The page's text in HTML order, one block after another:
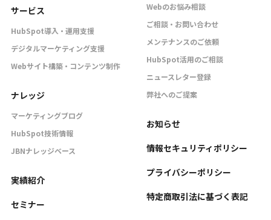
サービス
HubSpot導入・運用支援
デジタルマーケティング支援
Webサイト構築・コンテンツ制作
ナレッジ
マーケティングブログ
HubSpot技術情報
JBNナレッジベース
実績紹介
セミナー
Webのお悩み相談
ご相談・お問い合わせ
メンテナンスのご依頼
HubSpot活用のご相談
ニュースレター登録
弊社へのご提案
お知らせ
情報セキュリティポリシー
プライバシーポリシー
特定商取引法に基づく表記